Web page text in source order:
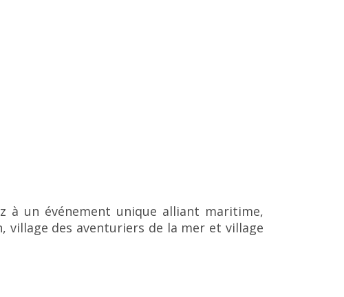
à un événement unique alliant maritime,
village des aventuriers de la mer et village